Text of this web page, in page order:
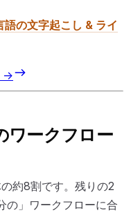
の文字起こし & ライ
→
ワークフロー
約8割です。残りの2
」ワークフローに合